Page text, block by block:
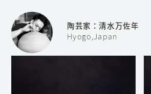
陶芸家：清水万佐年
Hyogo,Japan